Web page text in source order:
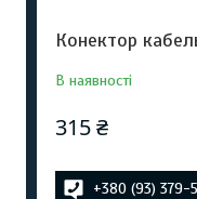
Конектор
В наявності
315 ₴
+380 (93) 379-